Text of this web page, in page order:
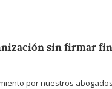
sin firmar
por nuestros